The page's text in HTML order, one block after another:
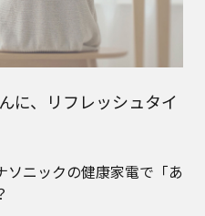
に、リフレッシュタイ
ソニックの健康家電で「あ